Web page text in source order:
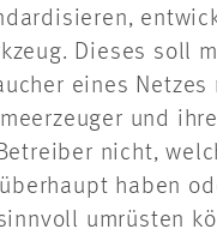
Dieses soll
eines
und
nicht,
haben
umrüsten